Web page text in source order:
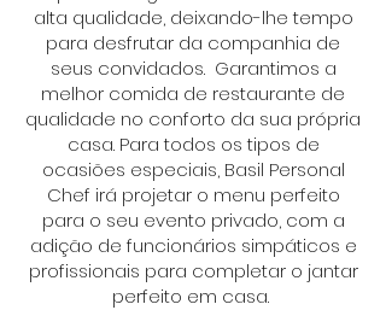
alta qualidade, deixando-lhe tempo
para desfrutar da companhia de
seus convidados. Garantimos a
melhor comida de restaurante de
qualidade no conforto da sua própria
casa. Para todos os tipos de
ocasiões especiais, Basil Personal
Chef irá projetar o menu perfeito
para o seu evento privado, com a
adição de funcionários simpáticos e
profissionais para completar o jantar
perfeito em casa.